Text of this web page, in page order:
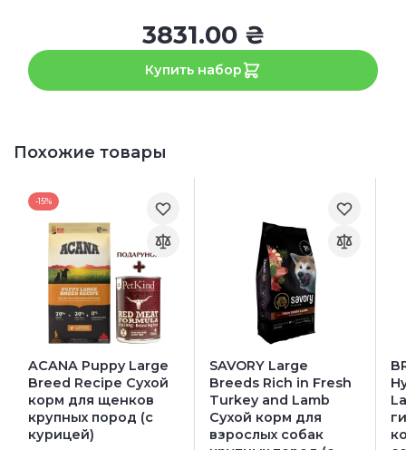
3831.00 ₴
Купить набор
Похожие товары
-15%
ACANA Puppy Large
Breed Recipe Сухой
корм для щенков
крупных пород (с
курицей)
SAVORY Large
Breeds Rich in Fresh
Turkey and Lamb
Сухой корм для
взрослых собак